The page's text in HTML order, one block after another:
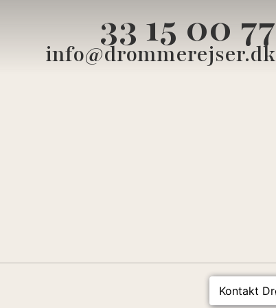
33 15 00 77
info@drommerejser.dk